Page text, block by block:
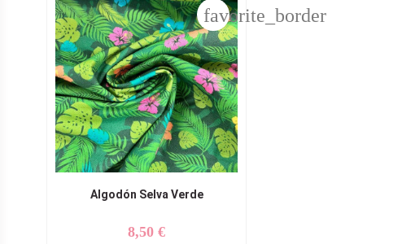
Algodón Selva Verde
Precio
8,50 €
favorite_border